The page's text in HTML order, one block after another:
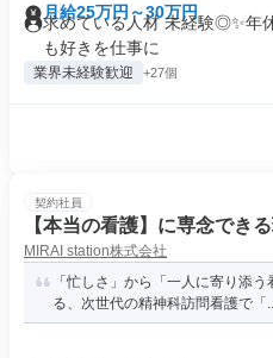
月給25万円～30万円
求めている人材 未経験◎✨年
も好きを仕事に
業界未経験歓迎 +27個
契約社員
【本当の看護】に専念でき
MIRAI station株式会社
「忙しさ」から「一人に寄り添
る、次世代の精神科訪問看護で「